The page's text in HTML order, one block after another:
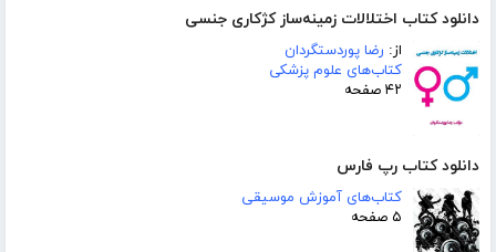
دانلود کتاب اختلالات زمینه‌ساز کژکاری جنسی
از: رضا پوردستگردان
کتاب‌های علوم پزشکی
۴۲ صفحه
دانلود کتاب رپ فارس
کتاب‌های آموزش موسیقی
۵ صفحه